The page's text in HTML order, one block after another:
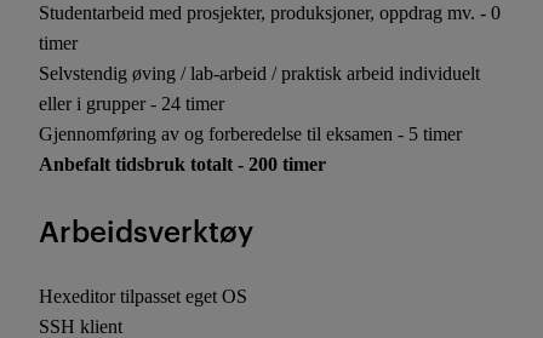
Studentarbeid med prosjekter, produksjoner, oppdrag mv. - 0
timer
Selvstendig øving / lab-arbeid / praktisk arbeid individuelt
eller i grupper - 24 timer
Gjennomføring av og forberedelse til eksamen - 5 timer
Anbefalt tidsbruk totalt - 200 timer
Arbeidsverktøy
Hexeditor tilpasset eget OS
SSH klient